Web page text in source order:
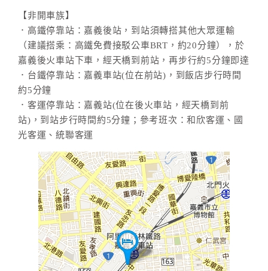
【非開車族】
．高鐵停靠站：嘉義後站，到站須轉搭其他大眾運輸
（建議搭乘：高鐵免費接駁公車BRT，約20分鐘），於
嘉義後火車站下車，經天橋到前站，再步行約5分鐘即達
．台鐵停靠站：嘉義車站(位在前站)，到飯店步行時間
約5分鐘
．客運停靠站：嘉義站(位在後火車站，經天橋到前
站)，到站步行時間約5分鐘；參考班次：和欣客運、國
光客運、統聯客運